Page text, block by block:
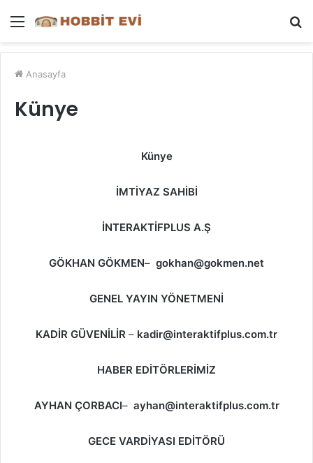
Menü
Anasayfa
Künye
Künye
İMTİYAZ SAHİBİ
İNTERAKTİFPLUS A.Ş
GÖKHAN GÖKMEN– gokhan@gokmen.net
GENEL YAYIN YÖNETMENİ
KADİR GÜVENİLİR – kadir@interaktifplus.com.tr
HABER EDİTÖRLERİMİZ
AYHAN ÇORBACI– ayhan@interaktifplus.com.tr
GECE VARDİYASI EDİTÖRÜ